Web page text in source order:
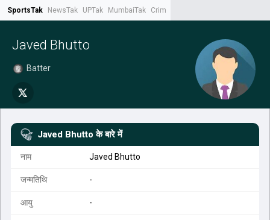
SportsTak NewsTak UPTak MumbaiTak CrimeTak
Javed Bhutto
Batter
Javed Bhutto के बारे में
नाम Javed Bhutto
जन्मतिथि -
आयु -